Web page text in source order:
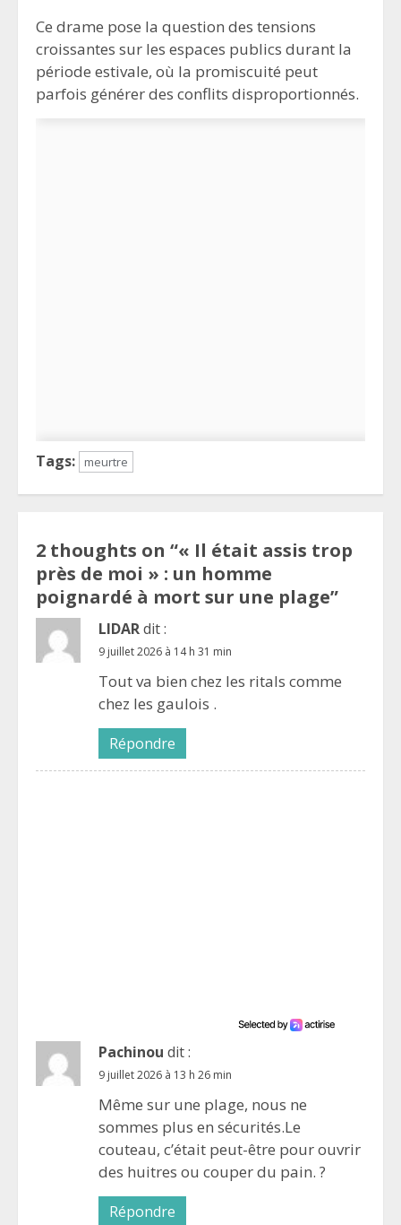
Ce drame pose la question des tensions
croissantes sur les espaces publics durant la
période estivale, où la promiscuité peut
parfois générer des conflits disproportionnés.
Tags: meurtre
2 thoughts on “« Il était assis trop
près de moi » : un homme
poignardé à mort sur une plage”
LIDARdit :
9 juillet 2026 à 14 h 31 min
Tout va bien chez les ritals comme
chez les gaulois .
Répondre
Pachinou dit :
9 juillet 2026 à 13 h 26 min
Même sur une plage, nous ne
sommes plus en sécurités.Le
couteau, c’était peut-être pour ouvrir
des huitres ou couper du pain. ?
Répondre